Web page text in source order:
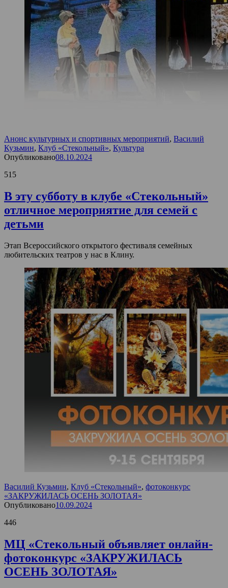
Анонс культурных и спортивных мероприятий, Василий
Кузьмин, Клуб «Стекольный», Культура
Опубликовано08.10.2024
515
В эту субботу в клубе «Стекольный»
отличное мероприятие для семей с
детьми
Этап Всероссийского открытого фестиваля семейных
любительских театров у нас в Клину.
Василий Кузьмин, Клуб «Стекольный», фотоконкурс
«ЗАКРУЖИЛАСЬ ОСЕНЬ ЗОЛОТАЯ»
Опубликовано10.09.2024
446
МЦ «Стекольный объявляет онлайн-
фотоконкурс «ЗАКРУЖИЛАСЬ
ОСЕНЬ ЗОЛОТАЯ»